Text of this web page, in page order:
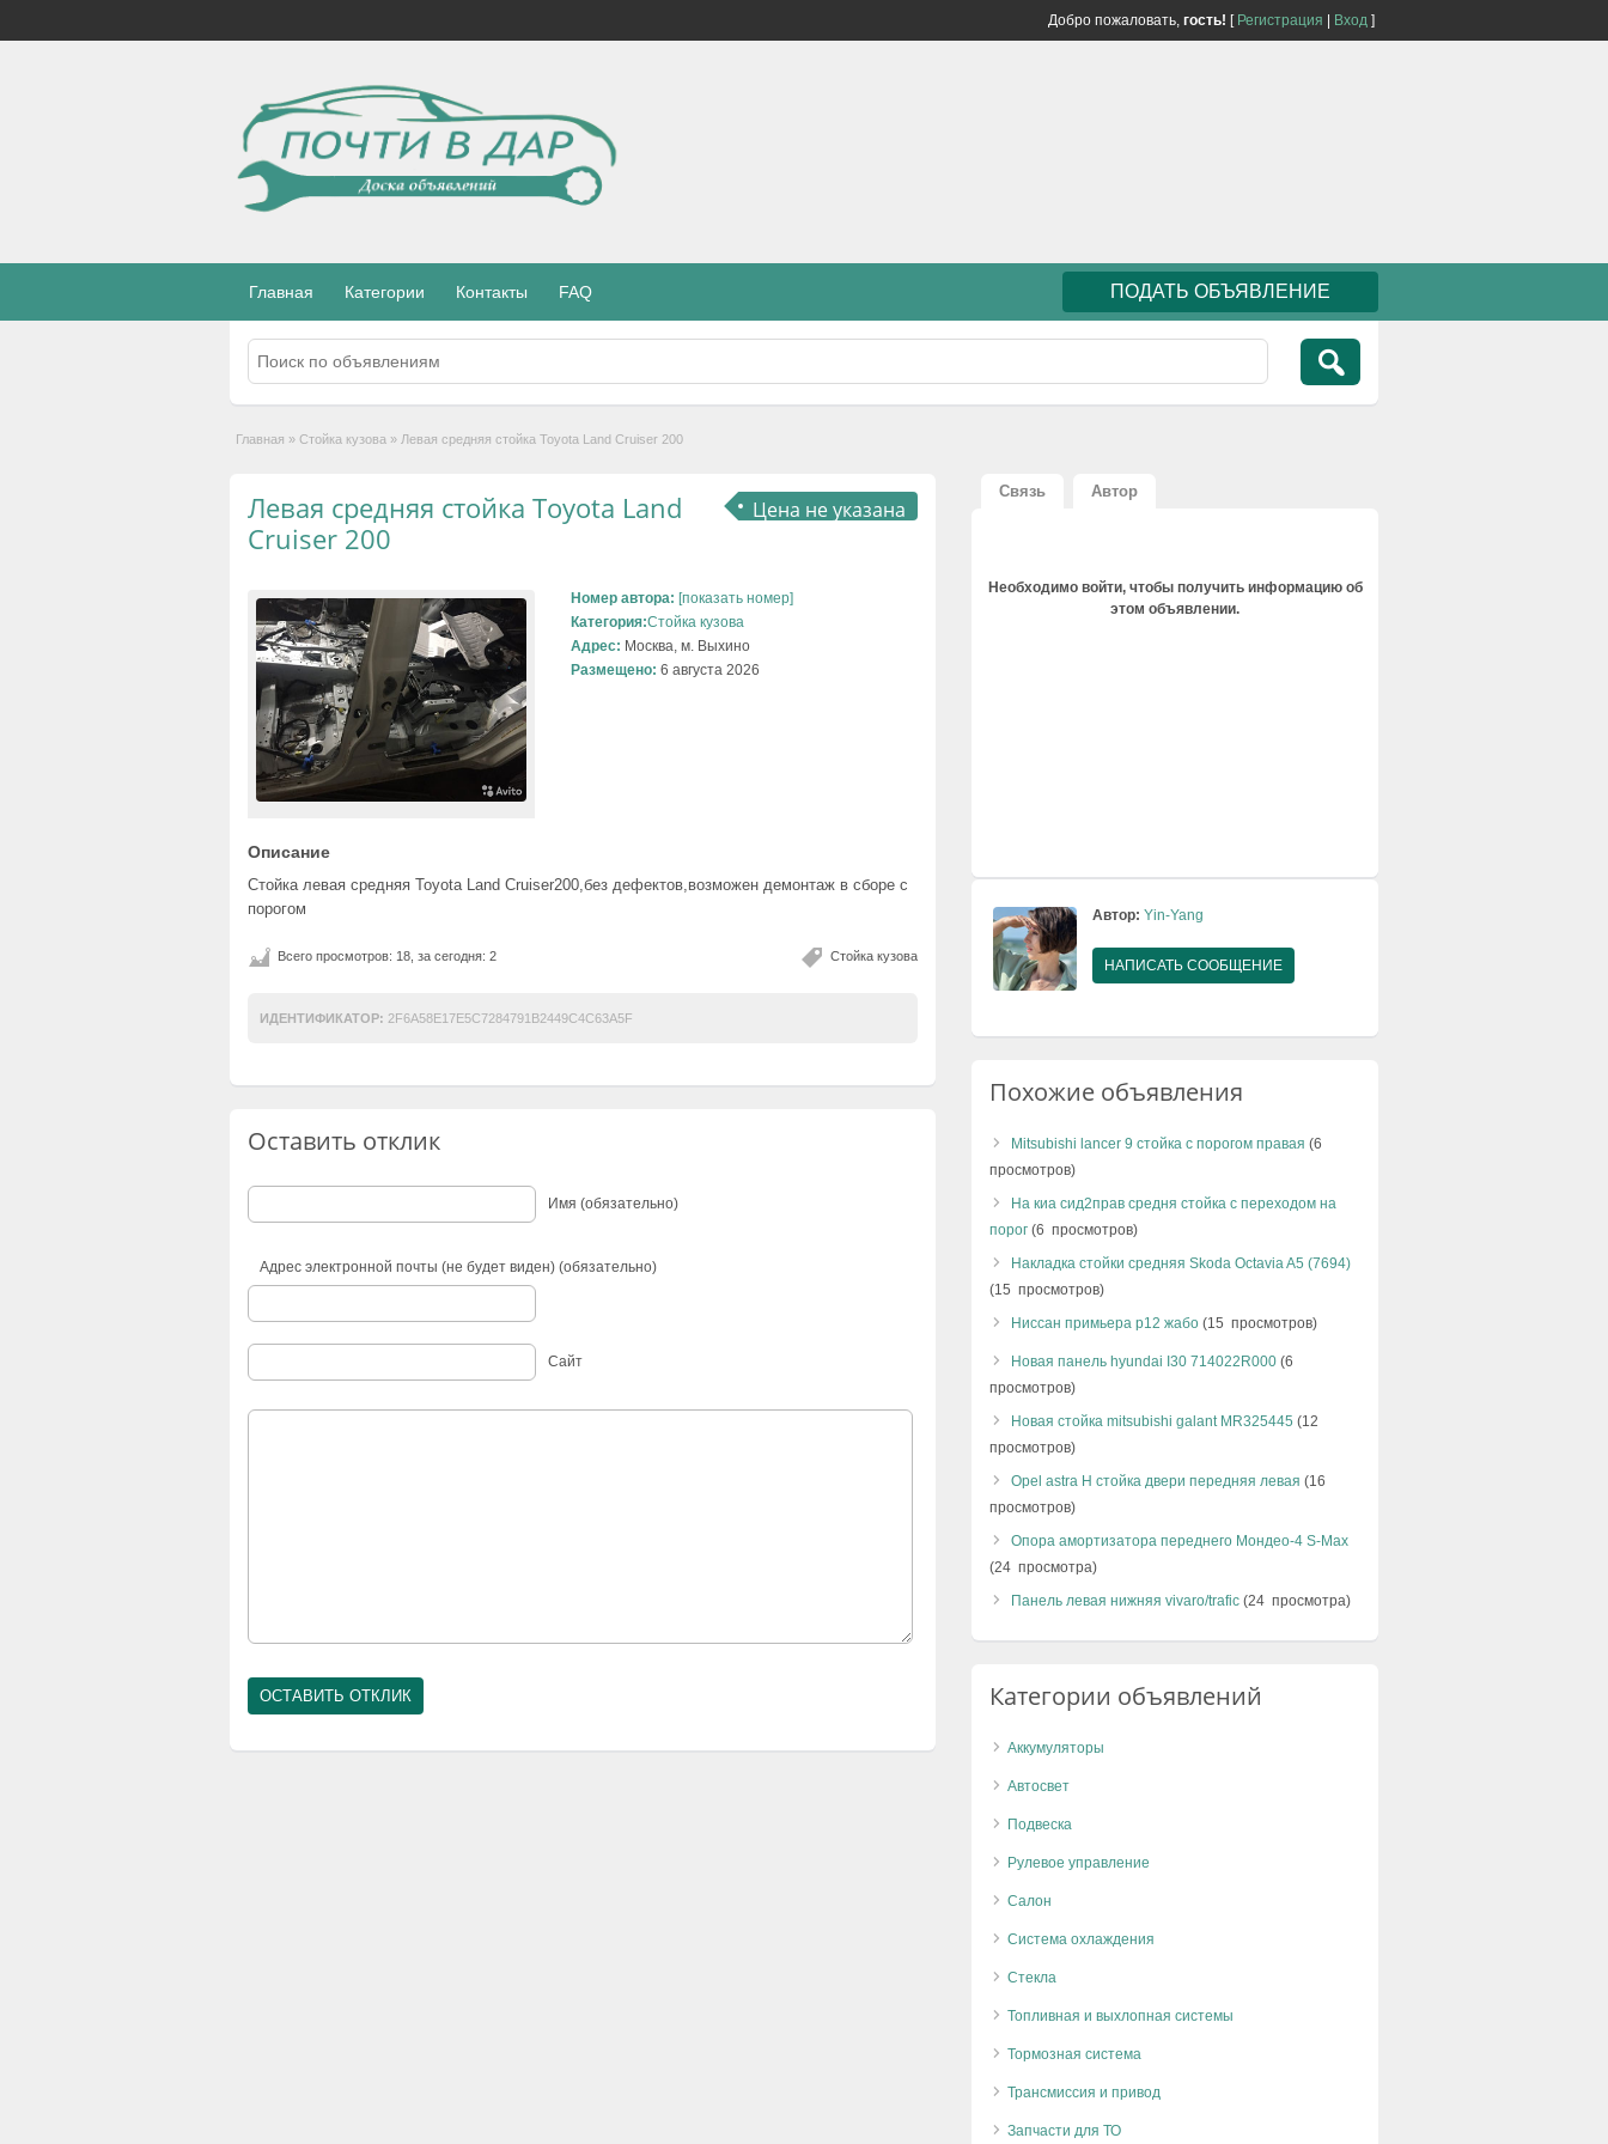
Добро пожаловать, гость! [ Регистрация Вход ]
Главная Категории Контакты FAQ ПОДАТЬ ОБЪЯВЛЕНИЕ
Главная » Стойка кузова » Левая средняя стойка Toyota Land Cruiser 200
Цена не указана
Левая средняя стойка Toyota Land
Cruiser 200
Номер автора: [показать номер]
Категория:Стойка кузова
Адрес: Москва, м. Выхино
Размещено: 6 августа 2026
Описание
Стойка левая средняя Toyota Land Cruiser200,без дефектов,возможен демонтаж в сборе с
порогом
Стойка кузова
Всего просмотров: 18, за сегодня: 2
ИДЕНТИФИКАТОР: 2F6A58E17E5C7284791B2449C4C63A5F
Оставить отклик
Имя (обязательно)
Адрес электронной почты (не будет виден) (обязательно)
Сайт
Связь Автор
Необходимо войти, чтобы получить информацию об
этом объявлении.
Автор: Yin-Yang
НАПИСАТЬ СООБЩЕНИЕ
Похожие объявления
Mitsubishi lancer 9 стойка с порогом правая (6
просмотров)
На киа сид2прав средня стойка с переходом на
порог (6 просмотров)
Накладка стойки средняя Skoda Octavia A5 (7694)
(15 просмотров)
Ниссан примьера р12 жабо (15 просмотров)
Новая панель hyundai I30 714022R000 (6
просмотров)
Новая стойка mitsubishi galant MR325445 (12
просмотров)
Opel astra H стойка двери передняя левая (16
просмотров)
Опора амортизатора переднего Мондео-4 S-Max
(24 просмотра)
Панель левая нижняя vivaro/trafic (24 просмотра)
Категории объявлений
Аккумуляторы
Автосвет
Подвеска
Рулевое управление
Салон
Система охлаждения
Стекла
Топливная и выхлопная системы
Тормозная система
Трансмиссия и привод
Запчасти для ТО